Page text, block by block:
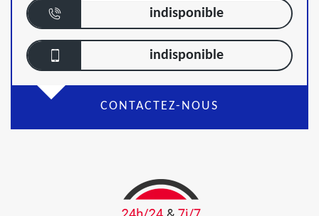
indisponible
indisponible
CONTACTEZ-NOUS